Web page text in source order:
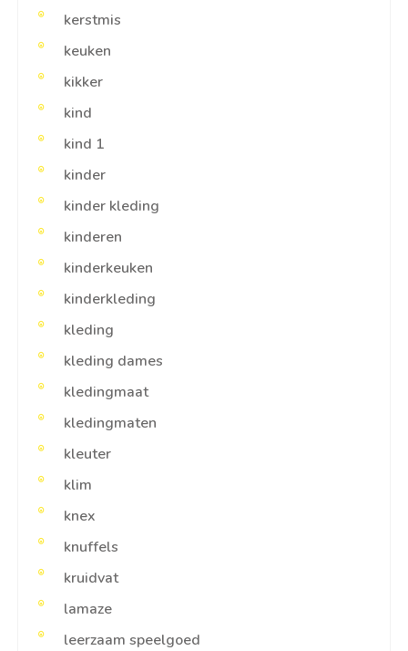
kerstmis
keuken
kikker
kind
kind 1
kinder
kinder kleding
kinderen
kinderkeuken
kinderkleding
kleding
kleding dames
kledingmaat
kledingmaten
kleuter
klim
knex
knuffels
kruidvat
lamaze
leerzaam speelgoed